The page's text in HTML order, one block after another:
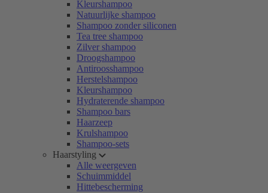
Kleurshampoo
Natuurlijke shampoo
Shampoo zonder siliconen
Tea tree shampoo
Zilver shampoo
Droogshampoo
Antiroosshampoo
Herstelshampoo
Kleurshampoo
Hydraterende shampoo
Shampoo bars
Haarzeep
Krulshampoo
Shampoo-sets
Haarstyling
Alle weergeven
Schuimmiddel
Hittebescherming